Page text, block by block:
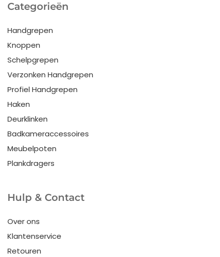
Categorieën
Handgrepen
Knoppen
Schelpgrepen
Verzonken Handgrepen
Profiel Handgrepen
Haken
Deurklinken
Badkameraccessoires
Meubelpoten
Plankdragers
Hulp & Contact
Over ons
Klantenservice
Retouren